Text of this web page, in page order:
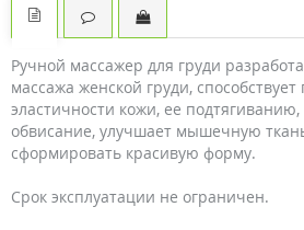
Ручной массажер для груди
массажа женской груди,
эластичности кожи, ее
обвисание, улучшает мышечную
сформировать красивую форму.
Срок эксплуатации не ограничен.